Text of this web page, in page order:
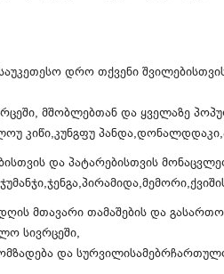
დრო თქვენი
მშობლებთან და ყველაზე
კიწი,კუნგფუ
და პატარებისთვის
მთავარი თამაშების და
სივრცეში,
და